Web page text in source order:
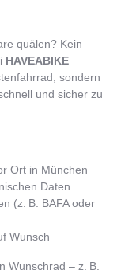
quälen? Kein
HAVEABIKE
sondern
und sicher zu
Ort in München
Daten
(z. B. BAFA oder
Wunsch
Wunschrad – z. B.